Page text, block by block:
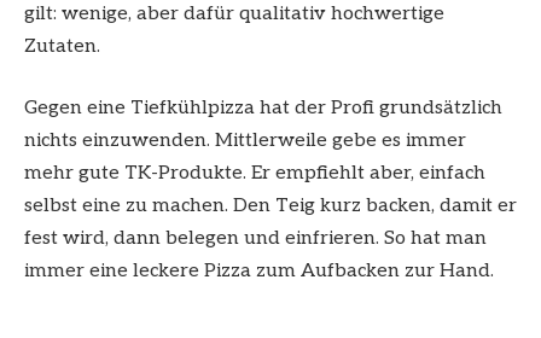
gilt: wenige, aber dafür qualitativ hochwertige
Zutaten.
Gegen eine Tiefkühlpizza hat der Profi grundsätzlich
nichts einzuwenden. Mittlerweile gebe es immer
mehr gute TK-Produkte. Er empfiehlt aber, einfach
selbst eine zu machen. Den Teig kurz backen, damit er
fest wird, dann belegen und einfrieren. So hat man
immer eine leckere Pizza zum Aufbacken zur Hand.